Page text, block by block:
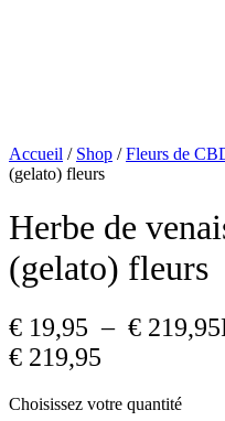
Accueil / Shop /Fleurs de
(gelato) fleurs
Herbe de
(gelato) fleurs
€ 19,95 – € 219,95
€ 219,95
Choisissez votre quantité